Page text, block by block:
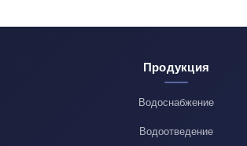
Продукция
Водоснабжение
Водоотведение